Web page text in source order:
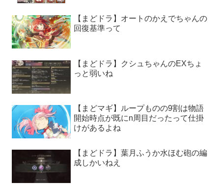
【まどドラ】オートのかえでちゃんの
回復基準って
【まどドラ】クシュちゃんのEXちょ
っと弱いね
【まどマギ】ループものの9割は物語
開始時点が既にn周目だったって仕掛
けがあるよね
【まどドラ】葉月ふうか水ほむ砲の編
成しかいねえ